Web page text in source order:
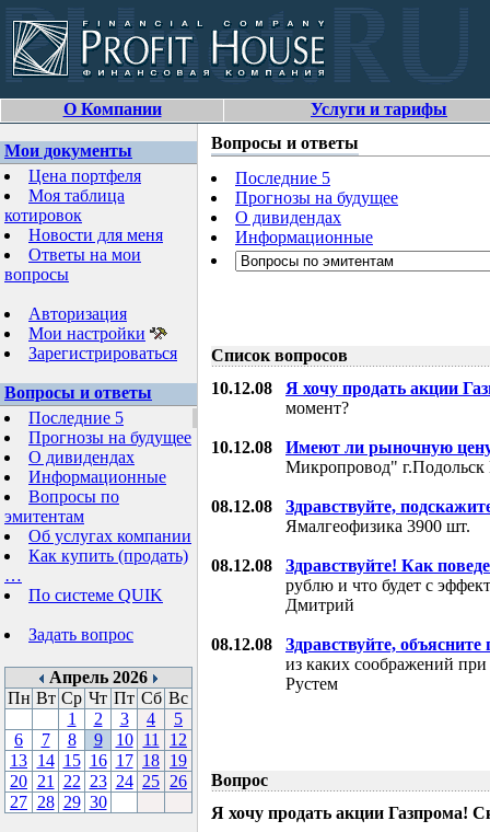
О Компании Услуги и тарифы
Мои документы
Цена портфеля
Моя таблица
котировок
Новости для меня
Ответы на мои
вопросы
Авторизация
Мои настройки
Зарегистрироваться
Вопросы и ответы
Последние 5
Прогнозы на будущее
О дивидендах
Информационные
Вопросы по
эмитентам
Об услугах компании
Как купить (продать)
…
По системе QUIK
Задать вопрос
Апрель 2026
Пн Вт Ср Чт Пт Сб Вс
1
2 3 4
5
6
7 8 9 10 11
12
13 14 15 16 17 18 19
20 21 22 23 24 25 26
27 28 29 30
Вопросы и ответы
Последние 5
Прогнозы на будущее
О дивидендах
Информационные
Список вопросов
10.12.08 Я хочу продать акции
момент?
10.12.08
Имеют ли рыночную
Микропровод"
08.12.08
Здравствуйте,
Ямалгеофизика 3900 шт.
08.12.08
Здравствуйте! Как
рублю и что будет с
Дмитрий
08.12.08
Здравствуйте, объясните
из каких соображений
Рустем
Вопрос
Я хочу продать акции Газпрома!